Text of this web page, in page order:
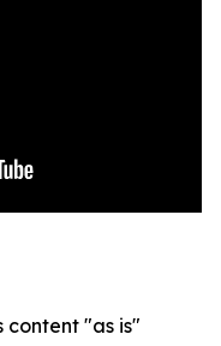
content "as is"